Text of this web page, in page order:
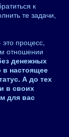
к
те задачи,
процесс,
отношении
денежных
в настоящее
А до тех
в своих
для вас